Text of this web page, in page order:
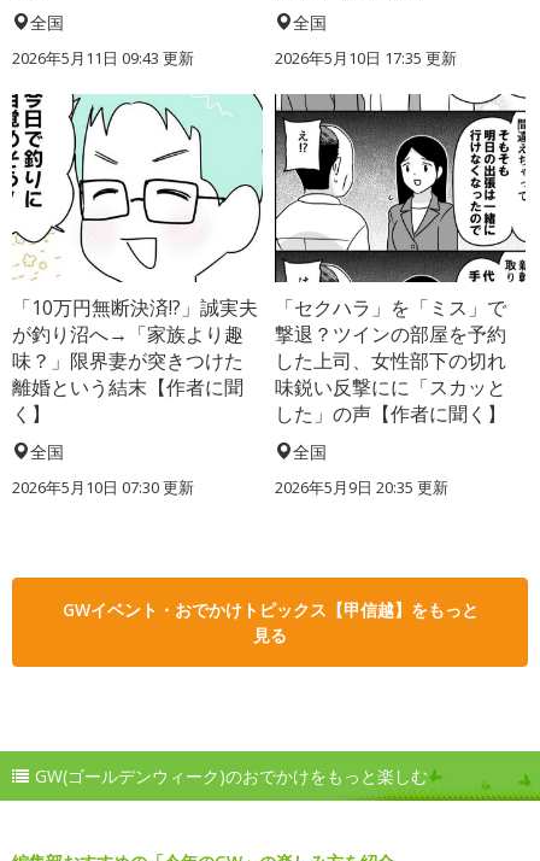
全国
2026年5月11日 09:43 更新
全国
2026年5月10日 17:35 更新
「10万円無断決済!?」誠実夫
が釣り沼へ→「家族より趣
味？」限界妻が突きつけた
離婚という結末【作者に聞
く】
全国
2026年5月10日 07:30 更新
「セクハラ」を「ミス」で
撃退？ツインの部屋を予約
した上司、女性部下の切れ
味鋭い反撃にに「スカッと
した」の声【作者に聞く】
全国
2026年5月9日 20:35 更新
GWイベント・おでかけトピックス【甲信越】をもっと
見る
GW(ゴールデンウィーク)のおでかけをもっと楽しむ